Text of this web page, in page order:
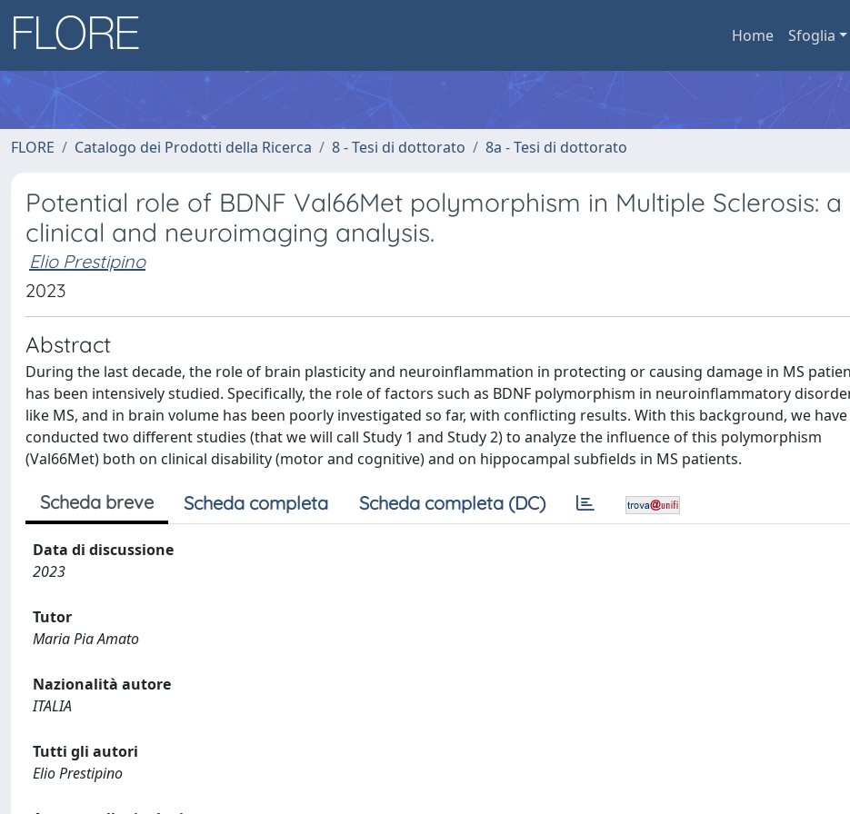
Home Sfoglia
FLORE Catalogo dei Prodotti della Ricerca 8 - Tesi di dottorato 8a - Tesi di dottorato
Potential role of BDNF Val66Met polymorphism in Multiple Sclerosis: a
clinical and neuroimaging analysis.
Elio Prestipino
2023
Abstract
During the last decade, the role of brain plasticity and neuroinflammation in protecting or causing damage in MS
has been intensively studied. Specifically, the role of factors such as BDNF polymorphism in neuroinflammatory
like MS, and in brain volume has been poorly investigated so far, with conflicting results. With this background, we have
conducted two different studies (that we will call Study 1 and Study 2) to analyze the influence of this polymorphism
(Val66Met) both on clinical disability (motor and cognitive) and on hippocampal subfields in MS patients.
Scheda breve Scheda completa Scheda completa (DC)
Data di discussione
2023
Tutor
Maria Pia Amato
Nazionalità autore
ITALIA
Tutti gli autori
Elio Prestipino